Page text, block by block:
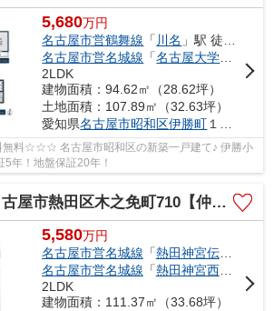
5,680万円
名古屋市営鶴舞線 「 川名 」駅 徒歩13分
名古屋市営名城線 「名古屋大学」駅 徒
2LDK
建物面積：94.62㎡（28.62坪）
土地面積：107.89㎡（32.63坪）
愛知県名古屋市昭和区伊勝町１丁目55-1
料☆☆☆ 名古屋市昭和区の新築一戸建て♪ 伊勝小
5年！地盤保証20年！
市熱田区木之免町710【仲介手数料無料】新築一戸建て
5,580万円
名古屋市営名城線 「熱田神宮伝馬町
名古屋市営名城線 「熱田神宮西」駅 徒
2LDK
建物面積：111.37㎡（33.68坪）